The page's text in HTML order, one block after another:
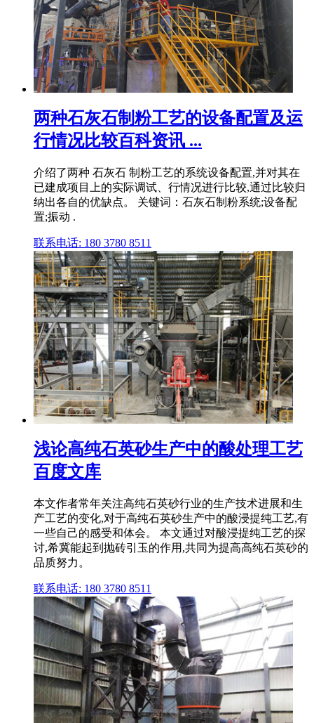
两种石灰石制粉工艺的设备配置及运
行情况比较百科资讯 ...
介绍了两种 石灰石 制粉工艺的系统设备配置,并对其在
已建成项目上的实际调试、行情况进行比较,通过比较归
纳出各自的优缺点。 关键词：石灰石制粉系统;设备配
置;振动 .
联系电话: 180 3780 8511
浅论高纯石英砂生产中的酸处理工艺
百度文库
本文作者常年关注高纯石英砂行业的生产技术进展和生
产工艺的变化,对于高纯石英砂生产中的酸浸提纯工艺,有
一些自己的感受和体会。 本文通过对酸浸提纯工艺的探
讨,希冀能起到抛砖引玉的作用,共同为提高高纯石英砂的
品质努力。
联系电话: 180 3780 8511